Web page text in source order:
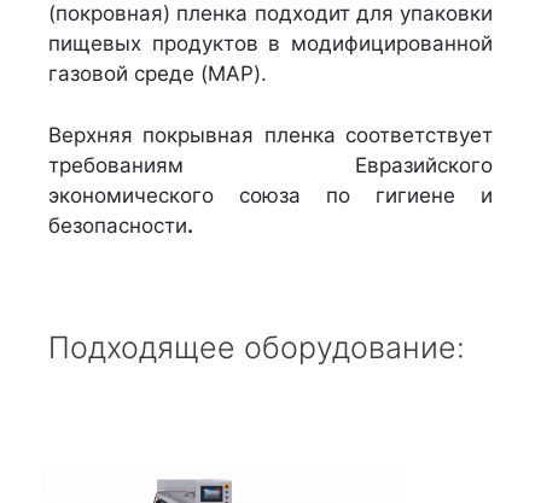
(покровная) пленка подходит для упаковки
пищевых продуктов в модифицированной
газовой среде (MAP).
Верхняя покрывная пленка соответствует
требованиям Евразийского
экономического союза по гигиене и
безопасности.
Подходящее оборудование: